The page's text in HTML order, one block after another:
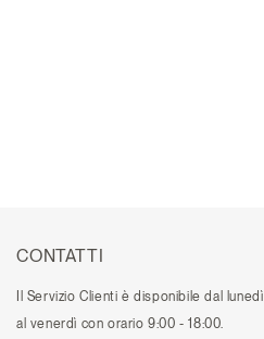
CONTATTI
Il Servizio Clienti è disponibile dal lunedì
al venerdì con orario 9:00 - 18:00.